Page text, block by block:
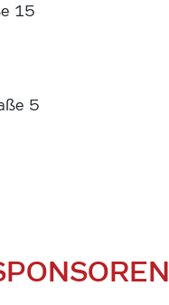
15
5